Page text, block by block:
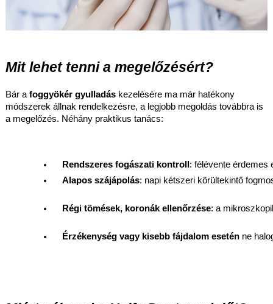
Mit lehet tenni a megelőzésért?
Bár a foggyökér gyulladáskezelésére ma már hatékony
módszerek állnak rendelkezésre, a legjobb megoldás továbbra is
a megelőzés. Néhány praktikus tanács:
Rendszeres fogászati kontroll: félévente érdemes
Alapos szájápolás: napi kétszeri körültekintő
Régi tömések, koronák ellenőrzése: a
Érzékenység vagy kisebb fájdalom esetén ne